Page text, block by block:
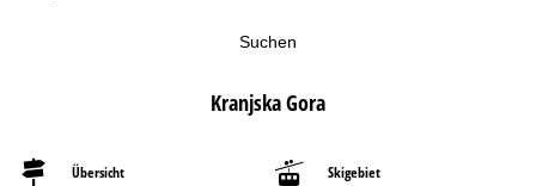
Suchen
Kranjska Gora
Übersicht Skigebiet